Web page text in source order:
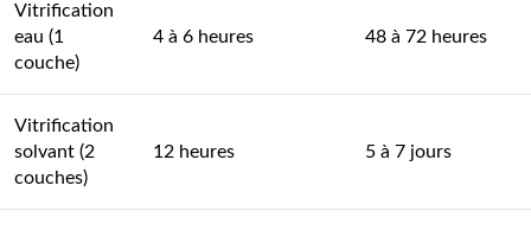
Vitrification
eau (1
couche)
4 à 6 heures 48 à 72 heures
Vitrification
solvant (2
couches)
12 heures 5 à 7 jours